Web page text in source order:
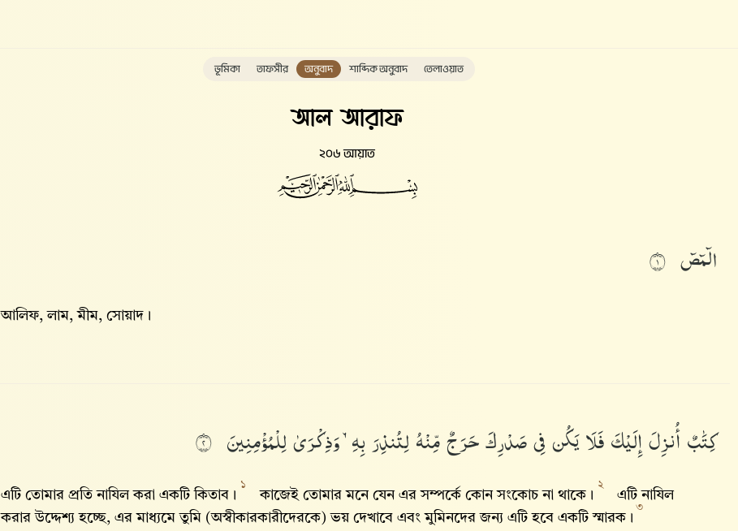
ভূমিকা তাফসীর অনুবাদ শাব্দিক অনুবাদ তেলাওয়াত
আল আরাফ
২০৬ আয়াত
الٓمٓصٓ ١
আলিফ, লাম, মীম, সোয়াদ।
كِتَٰبٌأُنزِلَإِلَيْكَفَلَايَكُنفِىصَدْرِكَحَرَجٌمِّنْهُلِتُنذِرَبِهِۦوَذِكْرَىٰلِلْمُؤْمِنِينَ ٢
এটি তোমার প্রতি নাযিল করা একটি কিতাব।
১
কাজেই তোমার মনে যেন এর সম্পর্কে কোন সংকোচ না থাকে।
২
এটি নাযিল
করার উদ্দেশ্য হচ্ছে, এর মাধ্যমে তুমি (অস্বীকারকারীদেরকে) ভয় দেখাবে এবং মুমিনদের জন্য এটি হবে একটি স্মারক।
৩